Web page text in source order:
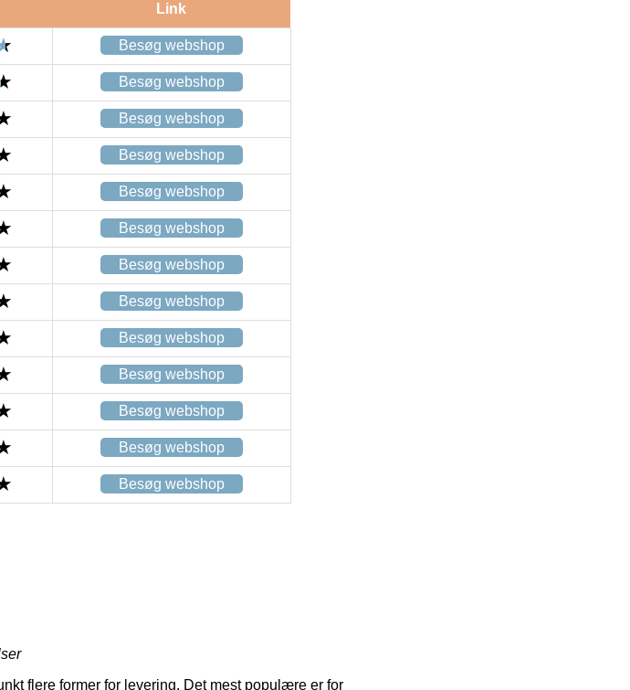
Link
Besøg webshop
Besøg webshop
Besøg webshop
Besøg webshop
Besøg webshop
Besøg webshop
Besøg webshop
Besøg webshop
Besøg webshop
Besøg webshop
Besøg webshop
Besøg webshop
Besøg webshop
flere former for levering. Det mest populære er for